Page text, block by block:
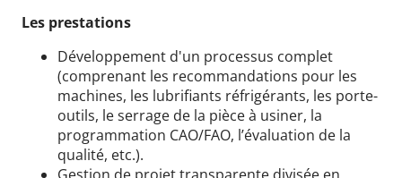
Les prestations
Développement d'un processus complet
(comprenant les recommandations pour les
machines, les lubrifiants réfrigérants, les porte-
outils, le serrage de la pièce à usiner, la
programmation CAO/FAO, l’évaluation de la
qualité, etc.).